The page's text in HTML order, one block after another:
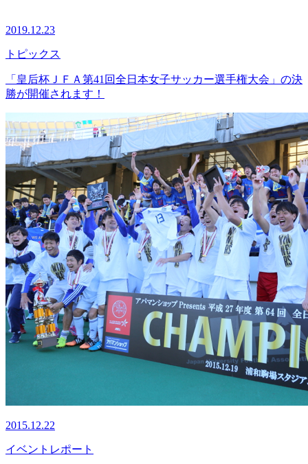
2019.12.23
トピックス
「皇后杯ＪＦＡ第41回全日本女子サッカー選手権大会」の決
勝が開催されます！
2015.12.22
イベント レポート